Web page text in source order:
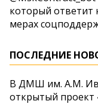
который ответит
мерах
ПОСЛЕДНИЕ
В ДМШ им. А.М.
открытый